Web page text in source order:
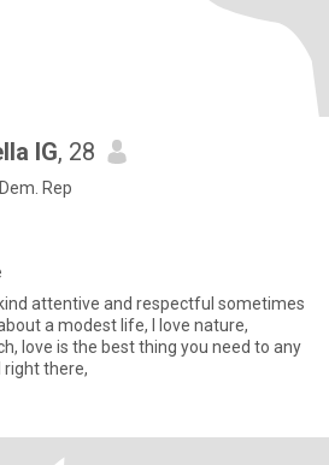
IG, 28
Rep
attentive and respectful sometimes
a modest life, I love nature,
love is the best thing you need to any
right there,